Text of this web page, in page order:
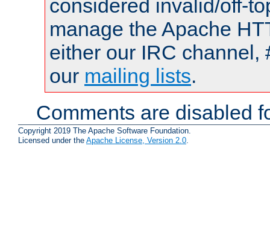
considered invalid/off-
manage the Apache
either our IRC channel,
our mailing lists.
Comments are disabled
Copyright 2019 The Apache Software Foundation.
Licensed under the Apache License, Version 2.0.